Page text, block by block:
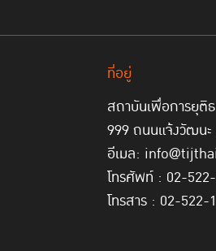
ที่อยู่
สถาบันเพื่อการยุติ
999 ถนนแจ้งวัฒน
อีเมล:
โทรศัพท์ : 02-
โทรสาร : 02-522-